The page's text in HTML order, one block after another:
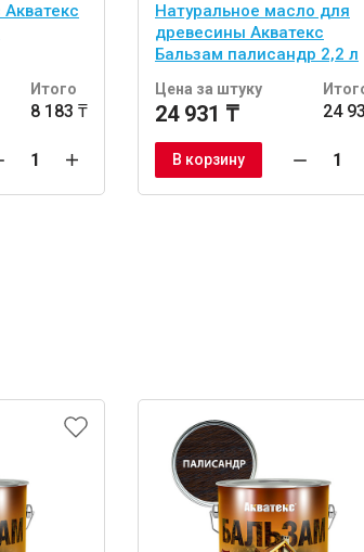
Итого
8 183 ₸
Натуральное масло для
древесины Акватекс
Бальзам палисандр 2,2 л
Цена за штуку
24 931 ₸ 24
В корзину